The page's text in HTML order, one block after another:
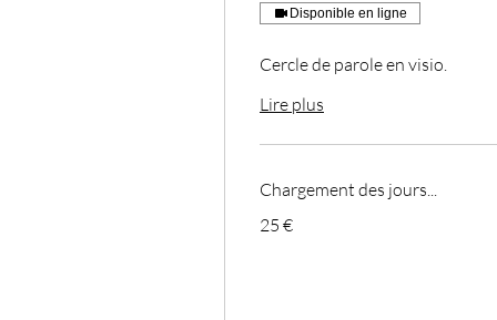
Disponible en ligne
Cercle de parole en visio.
Lire plus
Chargement des jours...
euros
25 €